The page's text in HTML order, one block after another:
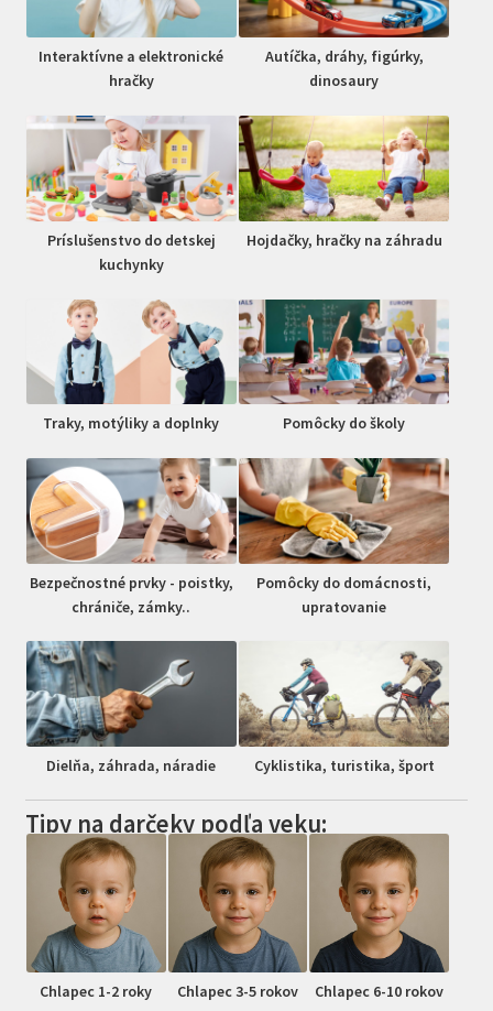
Interaktívne a elektronické
hračky
Autíčka, dráhy, figúrky,
dinosaury
Príslušenstvo do detskej
kuchynky
Hojdačky, hračky na záhradu
Traky, motýliky a doplnky Pomôcky do školy
Bezpečnostné prvky - poistky,
chrániče, zámky..
Pomôcky do domácnosti,
upratovanie
Dielňa, záhrada, náradie Cyklistika, turistika, šport
Tipy na darčeky podľa veku:
Chlapec 1-2 roky Chlapec 3-5 rokov Chlapec 6-10 rokov